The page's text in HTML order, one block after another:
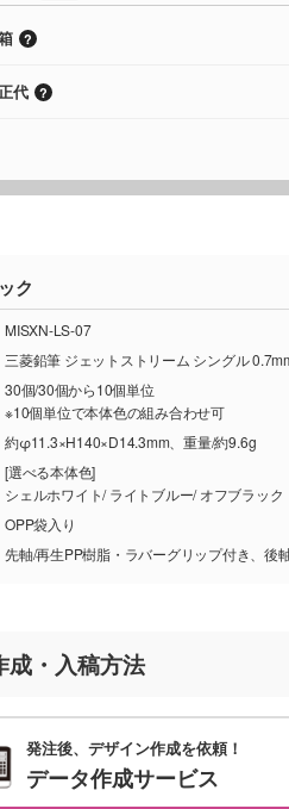
代
ク
MISXN-LS-07
三菱鉛筆 ジェットストリーム シングル
30個/30個から10個単位
※10個単位で本体色の組み合わせ可
約φ11.3×H140×D14.3mm、重量/約9.6g
[選べる本体色]
シェルホワイト/ ライトブルー/ オフブラック
OPP袋入り
先軸/再生PP樹脂・ラバーグリップ付き、後
成・入稿方法
発注後、デザイン作成を依頼！
データ作成サービス